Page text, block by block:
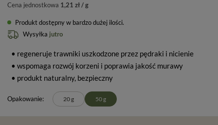
Cena jednostkowa 1,21 zł / g
Produkt dostępny w bardzo dużej ilości
Wysyłka jutro
• regeneruje trawniki uszkodzone przez pędraki i nicienie
• wspomaga rozwój korzeni i poprawia jakość murawy
• produkt naturalny, bezpieczny
Opakowanie 20 g 50 g